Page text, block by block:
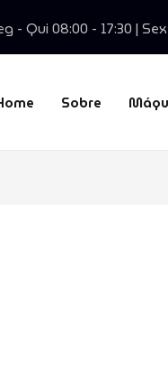
- Qui 08:00 - 17:30 |
Sobre